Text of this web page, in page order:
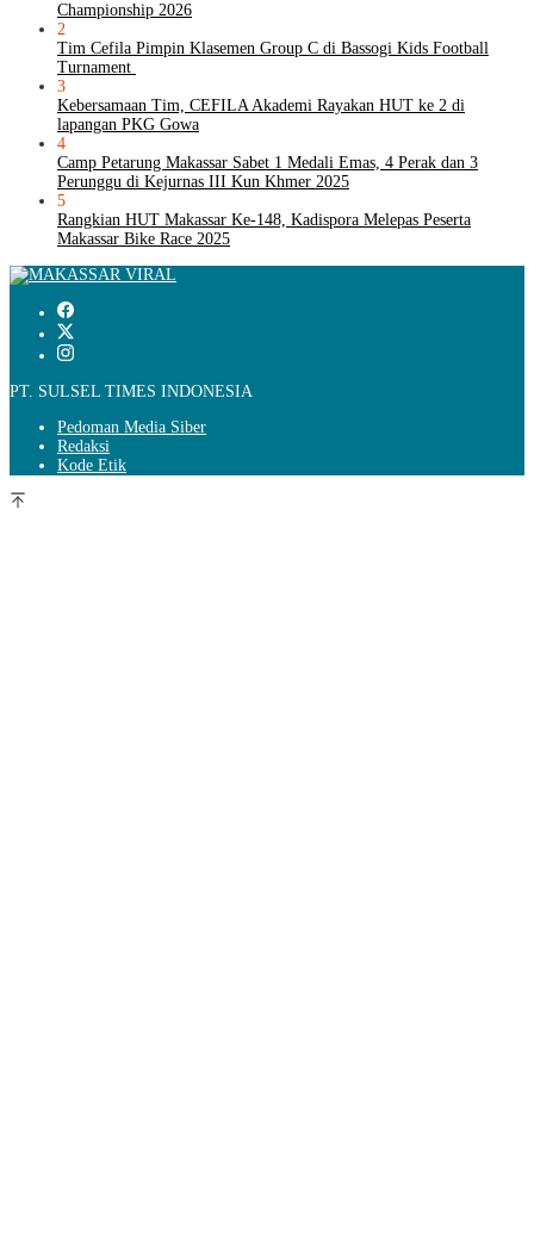
Championship 2026
2
Tim Cefila Pimpin Klasemen Group C di Bassogi Kids Football
Turnament
3
Kebersamaan Tim, CEFILA Akademi Rayakan HUT ke 2 di
lapangan PKG Gowa
4
Camp Petarung Makassar Sabet 1 Medali Emas, 4 Perak dan 3
Perunggu di Kejurnas III Kun Khmer 2025
5
Rangkian HUT Makassar Ke-148, Kadispora Melepas Peserta
Makassar Bike Race 2025
PT. SULSEL TIMES INDONESIA
Pedoman Media Siber
Redaksi
Kode Etik